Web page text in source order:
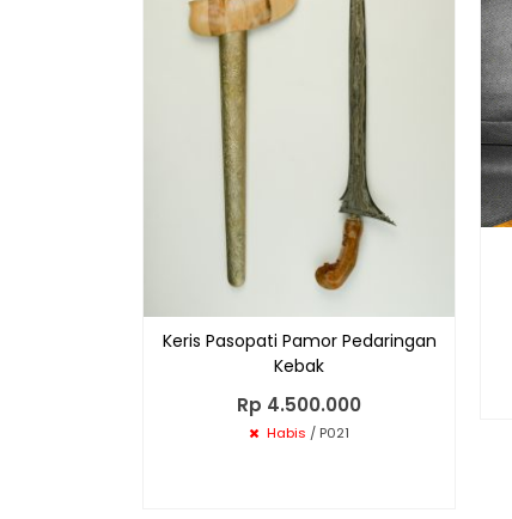
Keris Pasopati Pamor Pedaringan
Kebak
Rp 4.500.000
Habis / P021